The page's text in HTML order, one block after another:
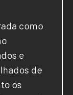
como
e
de
os